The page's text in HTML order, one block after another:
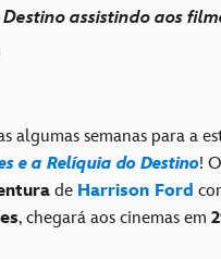
assistindo aos
algumas semanas para a
e a Relíquia do Destino!
de Harrison Ford
, chegará aos cinemas em